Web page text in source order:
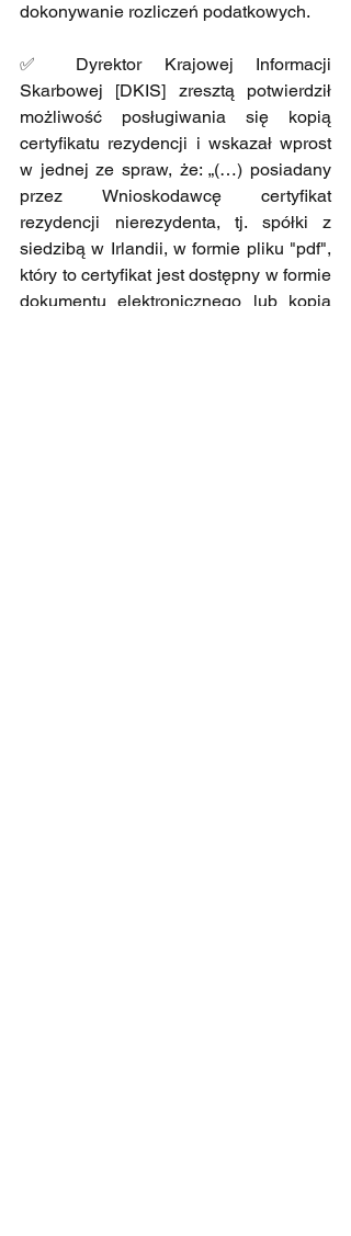
dokonywanie rozliczeń podatkowych.
✅ Dyrektor Krajowej Informacji
Skarbowej [DKIS] zresztą potwierdził
możliwość posługiwania się kopią
certyfikatu rezydencji i wskazał wprost
w jednej ze spraw, że: „(…) posiadany
przez Wnioskodawcę certyfikat
rezydencji nierezydenta, tj. spółki z
siedzibą w Irlandii, w formie pliku "pdf",
który to certyfikat jest dostępny w formie
dokumentu elektronicznego lub kopia